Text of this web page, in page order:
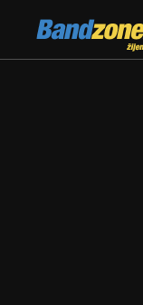
Bandzone.cz
žijeme hudbou